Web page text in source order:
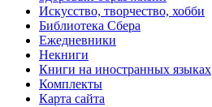
Искусство, творчество, хобби
Библиотека Сбера
Ежедневники
Некниги
Книги на иностранных языках
Комплекты
Карта сайта